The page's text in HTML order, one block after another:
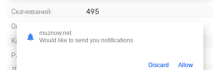
Скачиваний:
495
Опубликовано:
Качество:
320 kbps, Stereo
Размер:
muznow.net
Would like to send you notifications
Discard Allow